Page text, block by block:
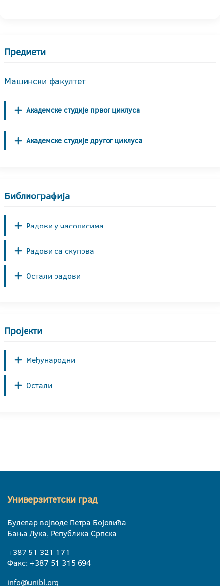
Предмети
Машински факултет
Академске студије првог циклуса
Академске студије другог циклуса
Библиографија
Радови у часописима
Радови са скупова
Остали радови
Пројекти
Међународни
Остали
Универзитетски град
Булевар војводе Петра Бојовића
Бања Лука, Република Српска
+387 51 321 171
Факс: +387 51 315 694
info@unibl.org